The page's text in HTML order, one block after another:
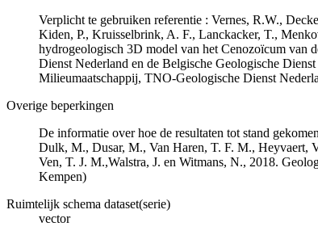
Verplicht te gebruiken referentie : Vernes, R.W.,
Kiden, P., Kruisselbrink, A. F., Lanckacker, T.,
hydrogeologisch 3D model van het Cenozoïcum van
Dienst Nederland en de Belgische Geologische
Milieumaatschappij, TNO-Geologische Dienst
Overige beperkingen
De informatie over hoe de resultaten tot stand
Dulk, M., Dusar, M., Van Haren, T. F. M., Heyvaert,
Ven, T. J. M.,Walstra, J. en Witmans, N., 2018.
Kempen)
Ruimtelijk schema dataset(serie)
vector